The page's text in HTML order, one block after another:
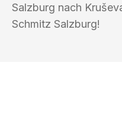
Salzburg nach
Schmitz Salzburg!